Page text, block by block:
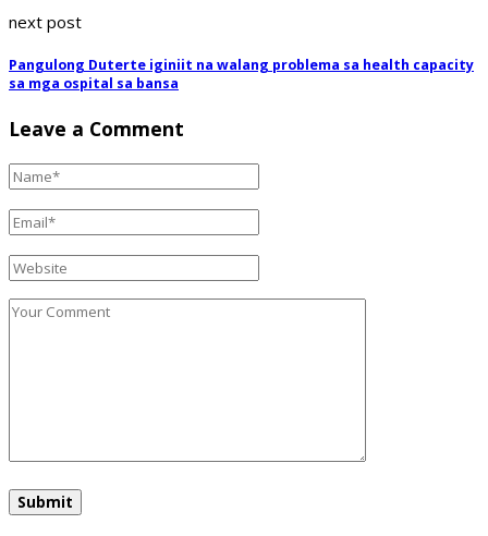
next post
Pangulong Duterte iginiit na walang problema sa health capacity
sa mga ospital sa bansa
Leave a Comment